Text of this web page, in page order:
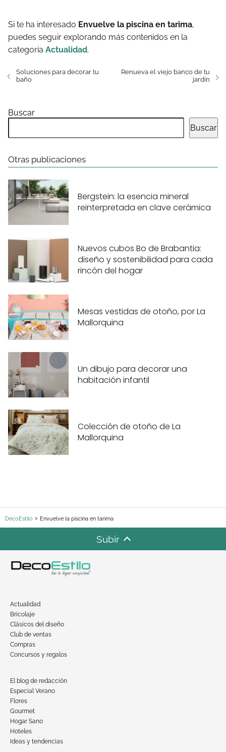
Si te ha interesado Envuelve la piscina en tarima,
puedes seguir explorando más contenidos en la
categoría Actualidad.
Soluciones para decorar tu
baño
Renueva el viejo banco de tu
jardín
Buscar
Buscar
Otras publicaciones
Bergstein: la esencia mineral
reinterpretada en clave cerámica
Nuevos cubos Bo de Brabantia:
diseño y sostenibilidad para cada
rincón del hogar
Mesas vestidas de otoño, por La
Mallorquina
Un dibujo para decorar una
habitación infantil
Colección de otoño de La
Mallorquina
DecoEstilo Envuelve la piscina en tarima
Subir
Actualidad
Bricolaje
Clásicos del diseño
Club de ventas
Compras
Concursos y regalos
El blog de redacción
Especial Verano
Flores
Gourmet
Hogar Sano
Hoteles
Ideas y tendencias